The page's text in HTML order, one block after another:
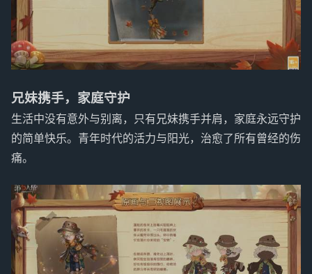
兄妹携手，家庭守护
生活中没有意外与别离，只有兄妹携手并肩，家庭永远守护
的简单快乐。青年时代的活力与阳光，治愈了所有曾经的伤
痛。